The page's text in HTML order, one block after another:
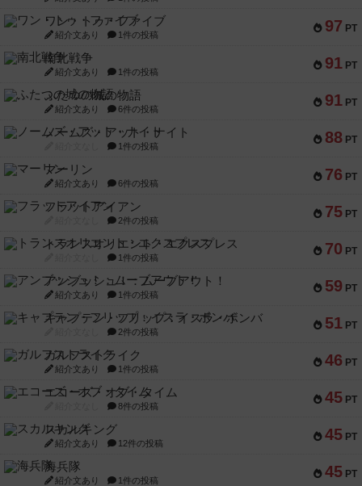
97 PT
ワン・トゥ・ファイブ
紹介文あり 1件の投稿
91 PT
南北戦争
紹介文あり 1件の投稿
91 PT
ふたつの城の物語
紹介文あり 6件の投稿
88 PT
ノームズ・アット・ナイト
1件の投稿
76 PT
マーリン
紹介文あり 6件の投稿
75 PT
フラットアイアン
2件の投稿
70 PT
トランスオリエント・エクスプレス
1件の投稿
59 PT
アンブッシュ！：ムーブアウト！
紹介文あり 1件の投稿
51 PT
キャプテン・フリップ：イスラ・ボンバ
2件の投稿
46 PT
ガルフストライク
紹介文あり 1件の投稿
45 PT
エコーズ・オブ・タイム
8件の投稿
45 PT
スカルキング
紹介文あり 12件の投稿
45 PT
海兵隊
紹介文あり 1件の投稿